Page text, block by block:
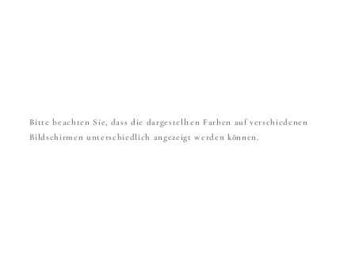
Bitte beachten Sie, dass die dargestellten Farben auf verschiedenen
Bildschirmen unterschiedlich angezeigt werden können.